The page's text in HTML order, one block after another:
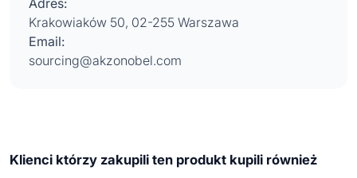
Adres:
Krakowiaków 50, 02-255 Warszawa
Email:
sourcing@akzonobel.com
Klienci którzy zakupili ten produkt kupili również